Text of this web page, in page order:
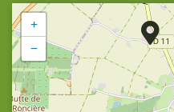
+
−